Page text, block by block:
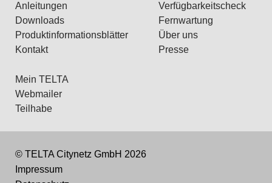
Anleitungen
Downloads
Produktinformationsblätter
Kontakt
Verfügbarkeitscheck
Fernwartung
Über uns
Presse
Mein TELTA
Webmailer
Teilhabe
© TELTA Citynetz GmbH 2026
Impressum